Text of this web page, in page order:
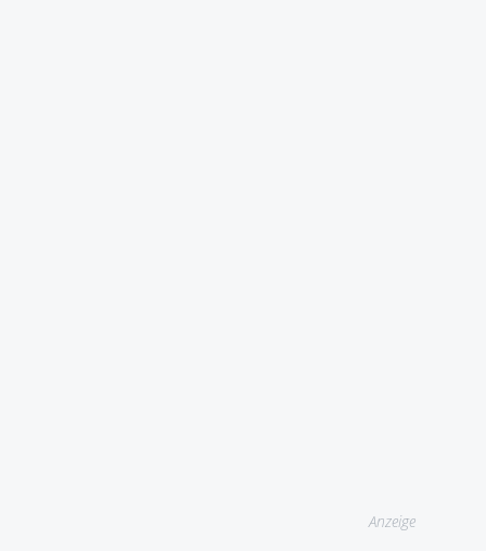
Anzeige